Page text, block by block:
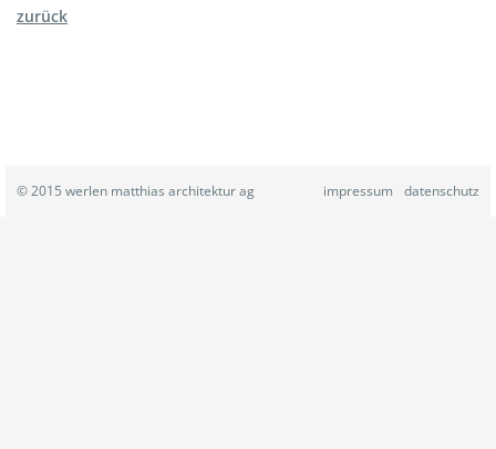
zurück
© 2015 werlen matthias architektur ag datenschutz
impressum